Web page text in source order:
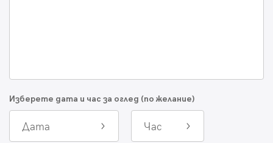
Изберете дата и час за оглед (по желание)
Дата Час